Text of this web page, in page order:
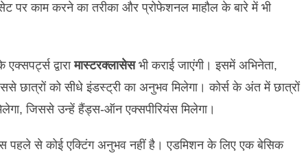
पर काम करने का तरीका और प्रोफेशनल माहौल के बारे में भी
द्वारामास्टरक्लासेसभी कराई जाएंगी। इसमें अभिनेता,
छात्रों को सीधे इंडस्ट्री का अनुभव मिलेगा। कोर्स के अंत में छात्रों
जिससे उन्हें हैंड्स-ऑन एक्सपीरियंस मिलेगा।
पहले से कोई एक्टिंग अनुभव नहीं है। एडमिशन के लिए एक बेसिक